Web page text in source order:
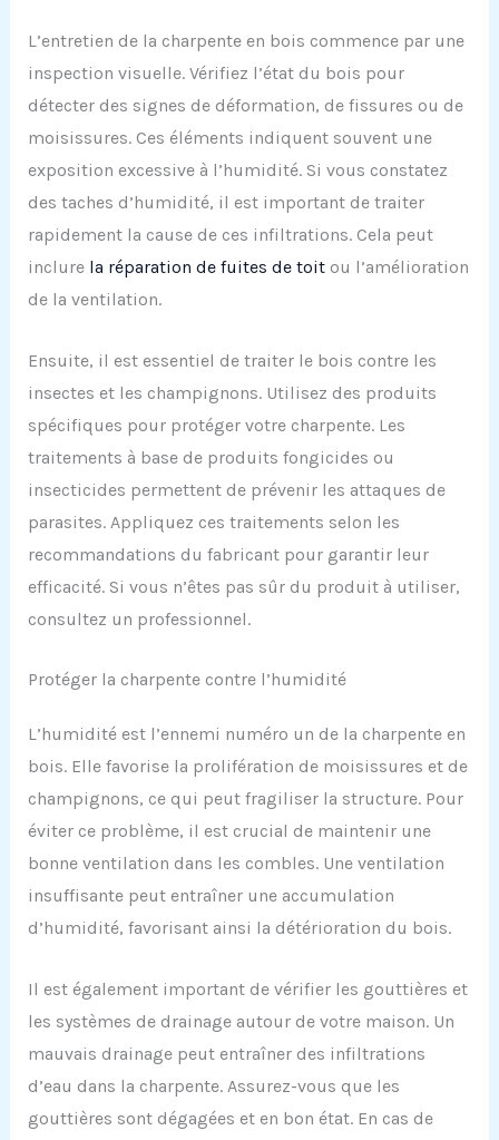
L’entretien de la charpente en bois commence par une
inspection visuelle. Vérifiez l’état du bois pour
détecter des signes de déformation, de fissures ou de
moisissures. Ces éléments indiquent souvent une
exposition excessive à l’humidité. Si vous constatez
des taches d’humidité, il est important de traiter
rapidement la cause de ces infiltrations. Cela peut
inclure la réparation de fuites de toit ou l’amélioration
de la ventilation.
Ensuite, il est essentiel de traiter le bois contre les
insectes et les champignons. Utilisez des produits
spécifiques pour protéger votre charpente. Les
traitements à base de produits fongicides ou
insecticides permettent de prévenir les attaques de
parasites. Appliquez ces traitements selon les
recommandations du fabricant pour garantir leur
efficacité. Si vous n’êtes pas sûr du produit à utiliser,
consultez un professionnel.
Protéger la charpente contre l’humidité
L’humidité est l’ennemi numéro un de la charpente en
bois. Elle favorise la prolifération de moisissures et de
champignons, ce qui peut fragiliser la structure. Pour
éviter ce problème, il est crucial de maintenir une
bonne ventilation dans les combles. Une ventilation
insuffisante peut entraîner une accumulation
d’humidité, favorisant ainsi la détérioration du bois.
Il est également important de vérifier les gouttières et
les systèmes de drainage autour de votre maison. Un
mauvais drainage peut entraîner des infiltrations
d’eau dans la charpente. Assurez-vous que les
gouttières sont dégagées et en bon état. En cas de